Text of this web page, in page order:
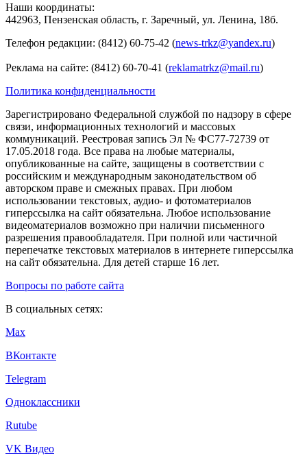
Наши координаты:
442963, Пензенская область, г. Заречный, ул. Ленина, 18б.
Телефон редакции: (8412) 60-75-42 (news-trkz@yandex.ru)
Реклама на сайте: (8412) 60-70-41 (reklamatrkz@mail.ru)
Политика конфиденциальности
Зарегистрировано Федеральной службой по надзору в сфере
связи, информационных технологий и массовых
коммуникаций. Реестровая запись Эл № ФС77-72739 от
17.05.2018 года. Все права на любые материалы,
опубликованные на сайте, защищены в соответствии с
российским и международным законодательством об
авторском праве и смежных правах. При любом
использовании текстовых, аудио- и фотоматериалов
гиперссылка на сайт обязательна. Любое использование
видеоматериалов возможно при наличии письменного
разрешения правообладателя. При полной или частичной
перепечатке текстовых материалов в интернете гиперссылка
на сайт обязательна. Для детей старше 16 лет.
Вопросы по работе сайта
В социальных сетях:
Max
ВКонтакте
Telegram
Одноклассники
Rutube
VK Видео